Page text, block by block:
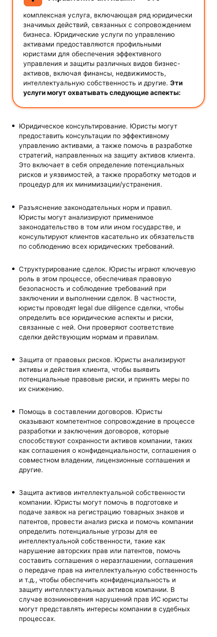
комплексная услуга, включающая ряд юридически
значимых действий, связанных с сопровождением
бизнеса. Юридические услуги по управлению
активами предоставляются профильными
юристами для обеспечения эффективного
управления и защиты различных видов бизнес-
активов, включая финансы, недвижимость,
интеллектуальную собственность и другие. Эти
услуги могут охватывать следующие аспекты:
Юридическое консультирование. Юристы могут
предоставить консультации по эффективному
управлению активами, а также помочь в разработке
стратегий, направленных на защиту активов клиента.
Это включает в себя определение потенциальных
рисков и уязвимостей, а также проработку методов и
процедур для их минимизации/устранения.
Разъяснение законодательных норм и правил.
Юристы могут анализируют применимое
законодательство в том или ином государстве, и
консультируют клиентов касательно их обязательств
по соблюдению всех юридических требований.
Структурирование сделок. Юристы играют ключевую
роль в этом процессе, обеспечивая правовую
безопасность и соблюдение требований при
заключении и выполнении сделок. В частности,
юристы проводят legal due diligence сделки, чтобы
определить все юридические аспекты и риски,
связанные с ней. Они проверяют соответствие
сделки действующим нормам и правилам.
Защита от правовых рисков. Юристы анализируют
активы и действия клиента, чтобы выявить
потенциальные правовые риски, и принять меры по
их снижению.
Помощь в составлении договоров. Юристы
оказывают компетентное сопровождение в процессе
разработки и заключения договоров, которые
способствуют сохранности активов компании, таких
как соглашения о конфиденциальности, соглашения о
совместном владении, лицензионные соглашения и
другие.
Защита активов интеллектуальной собственности
компании. Юристы могут помочь в подготовке и
подаче заявок на регистрацию товарных знаков и
патентов, провести анализ риска и помочь компании
определить потенциальные угрозы для ее
интеллектуальной собственности, такие как
нарушение авторских прав или патентов, помочь
составить соглашения о неразглашении, соглашения
о передаче прав на интеллектуальную собственность
и т.д., чтобы обеспечить конфиденциальность и
защиту интеллектуальных активов компании. В
случае возникновения нарушений прав ИС юристы
могут представлять интересы компании в судебных
процессах.